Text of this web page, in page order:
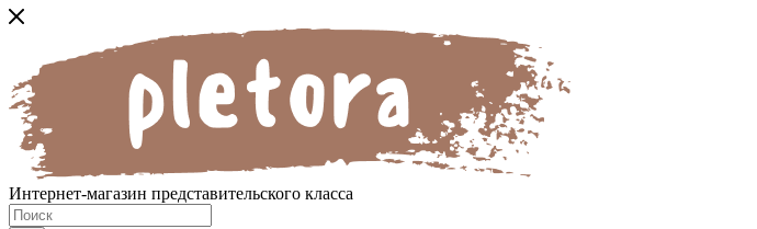
Интернет-магазин представительского класса